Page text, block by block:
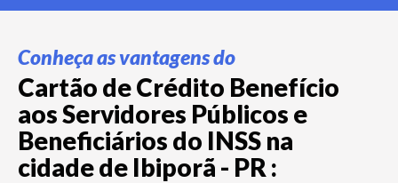
Conheça as vantagens do
Cartão de Crédito Benefício
aos Servidores Públicos e
Beneficiários do INSS na
cidade de Ibiporã - PR :